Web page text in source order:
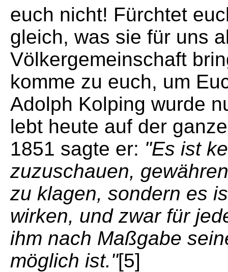
euch nicht! Fürchtet
gleich, was sie für uns
Völkergemeinschaft
komme zu euch, um
Adolph Kolping wurde
lebt heute auf der
1851 sagte er: "Es ist
zuzuschauen,
zu klagen, sondern es
wirken, und zwar für
ihm nach Maßgabe
möglich ist."[5]